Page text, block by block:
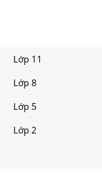
Lớp 11
Lớp 8
Lớp 5
Lớp 2